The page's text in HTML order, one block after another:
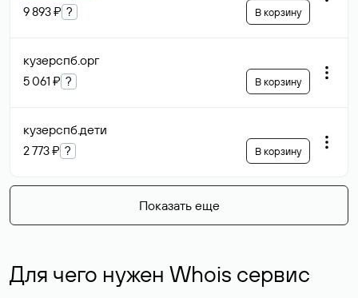
9 893 ₽ ? В корзину
кузерспб.орг
5 061 ₽ ? В корзину
кузерспб.дети
2 773 ₽ ? В корзину
Показать еще
Для чего нужен Whois сервис